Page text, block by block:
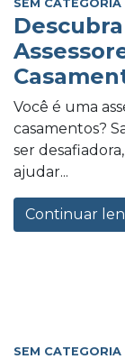
SEM CATEGORIA
Você é uma
casamentos?
ser
ajudar...
Continuar
SEM CATEGORIA